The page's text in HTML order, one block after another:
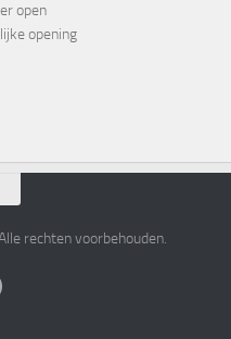
open
opening
rechten voorbehouden.